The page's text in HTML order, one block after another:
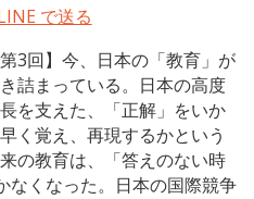
第3回】今、日本の「教育」が
詰まっている。日本の高度
を支えた、「正解」をいか
く覚え、再現するかという
の教育は、「答えのない時
なくなった。日本の国際競争